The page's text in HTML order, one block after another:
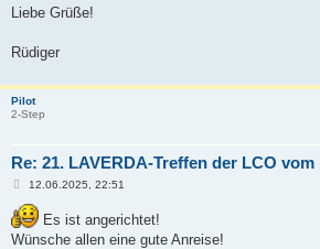
Liebe Grüße!
Rüdiger
Pilot
2-Step
Re: 21. LAVERDA-Treffen der LCO vom
B
i
t
r
12.06.2025, 22:51
Es ist angerichtet!
Wünsche allen eine gute Anreise!